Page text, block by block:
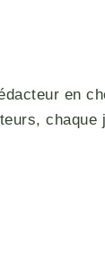
en
chaque